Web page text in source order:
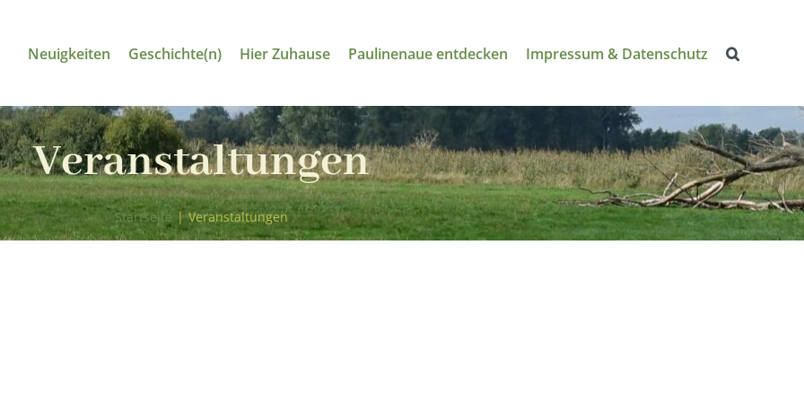
Neuigkeiten Geschichte(n) Hier Zuhause Paulinenaue entdecken Impressum & Datenschutz
Veranstaltungen
Startseite | Veranstaltungen